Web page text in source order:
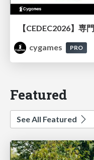
cygames
PRO
Featured
See All Featured